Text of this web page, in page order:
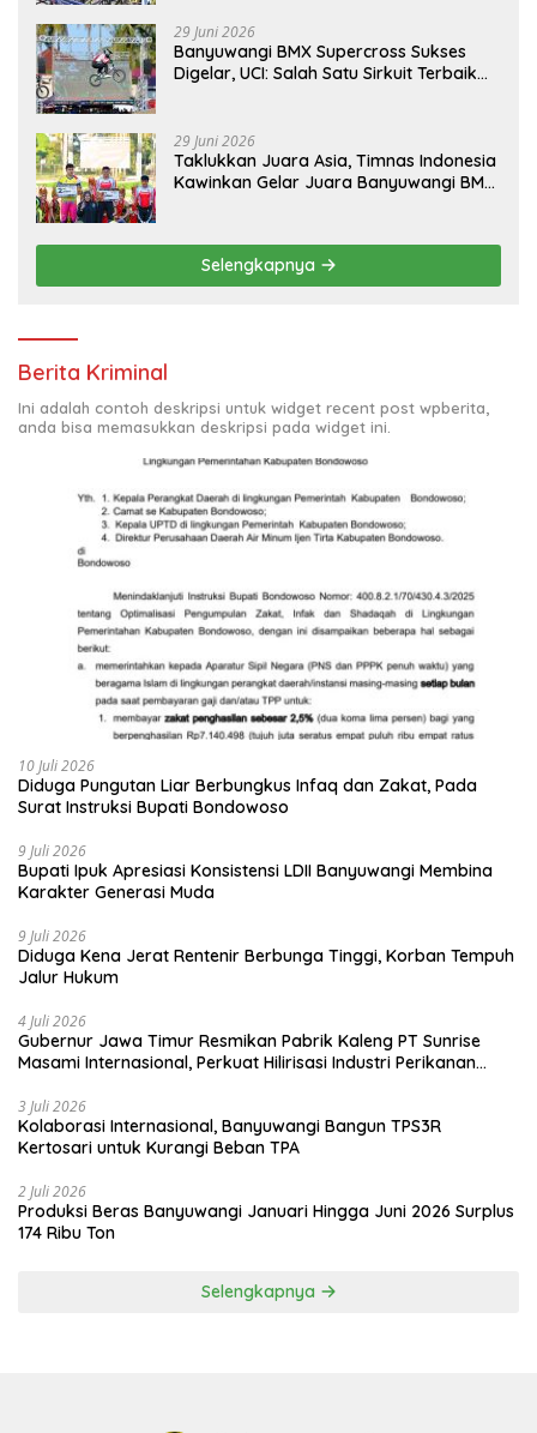
29 Juni 2026
Banyuwangi BMX Supercross Sukses
Digelar, UCI: Salah Satu Sirkuit Terbaik
29 Juni 2026
Taklukkan Juara Asia, Timnas Indonesia
Kawinkan Gelar Juara Banyuwangi BMX
Selengkapnya
Berita Kriminal
Ini adalah contoh deskripsi untuk widget recent post wpberita,
anda bisa memasukkan deskripsi pada widget ini.
10 Juli 2026
Diduga Pungutan Liar Berbungkus Infaq dan Zakat, Pada
Surat Instruksi Bupati Bondowoso
9 Juli 2026
Bupati Ipuk Apresiasi Konsistensi LDII Banyuwangi Membina
Karakter Generasi Muda
9 Juli 2026
Diduga Kena Jerat Rentenir Berbunga Tinggi, Korban Tempuh
Jalur Hukum
4 Juli 2026
Gubernur Jawa Timur Resmikan Pabrik Kaleng PT Sunrise
Masami Internasional, Perkuat Hilirisasi Industri Perikanan
3 Juli 2026
Kolaborasi Internasional, Banyuwangi Bangun TPS3R
Kertosari untuk Kurangi Beban TPA
2 Juli 2026
Produksi Beras Banyuwangi Januari Hingga Juni 2026 Surplus
174 Ribu Ton
Selengkapnya